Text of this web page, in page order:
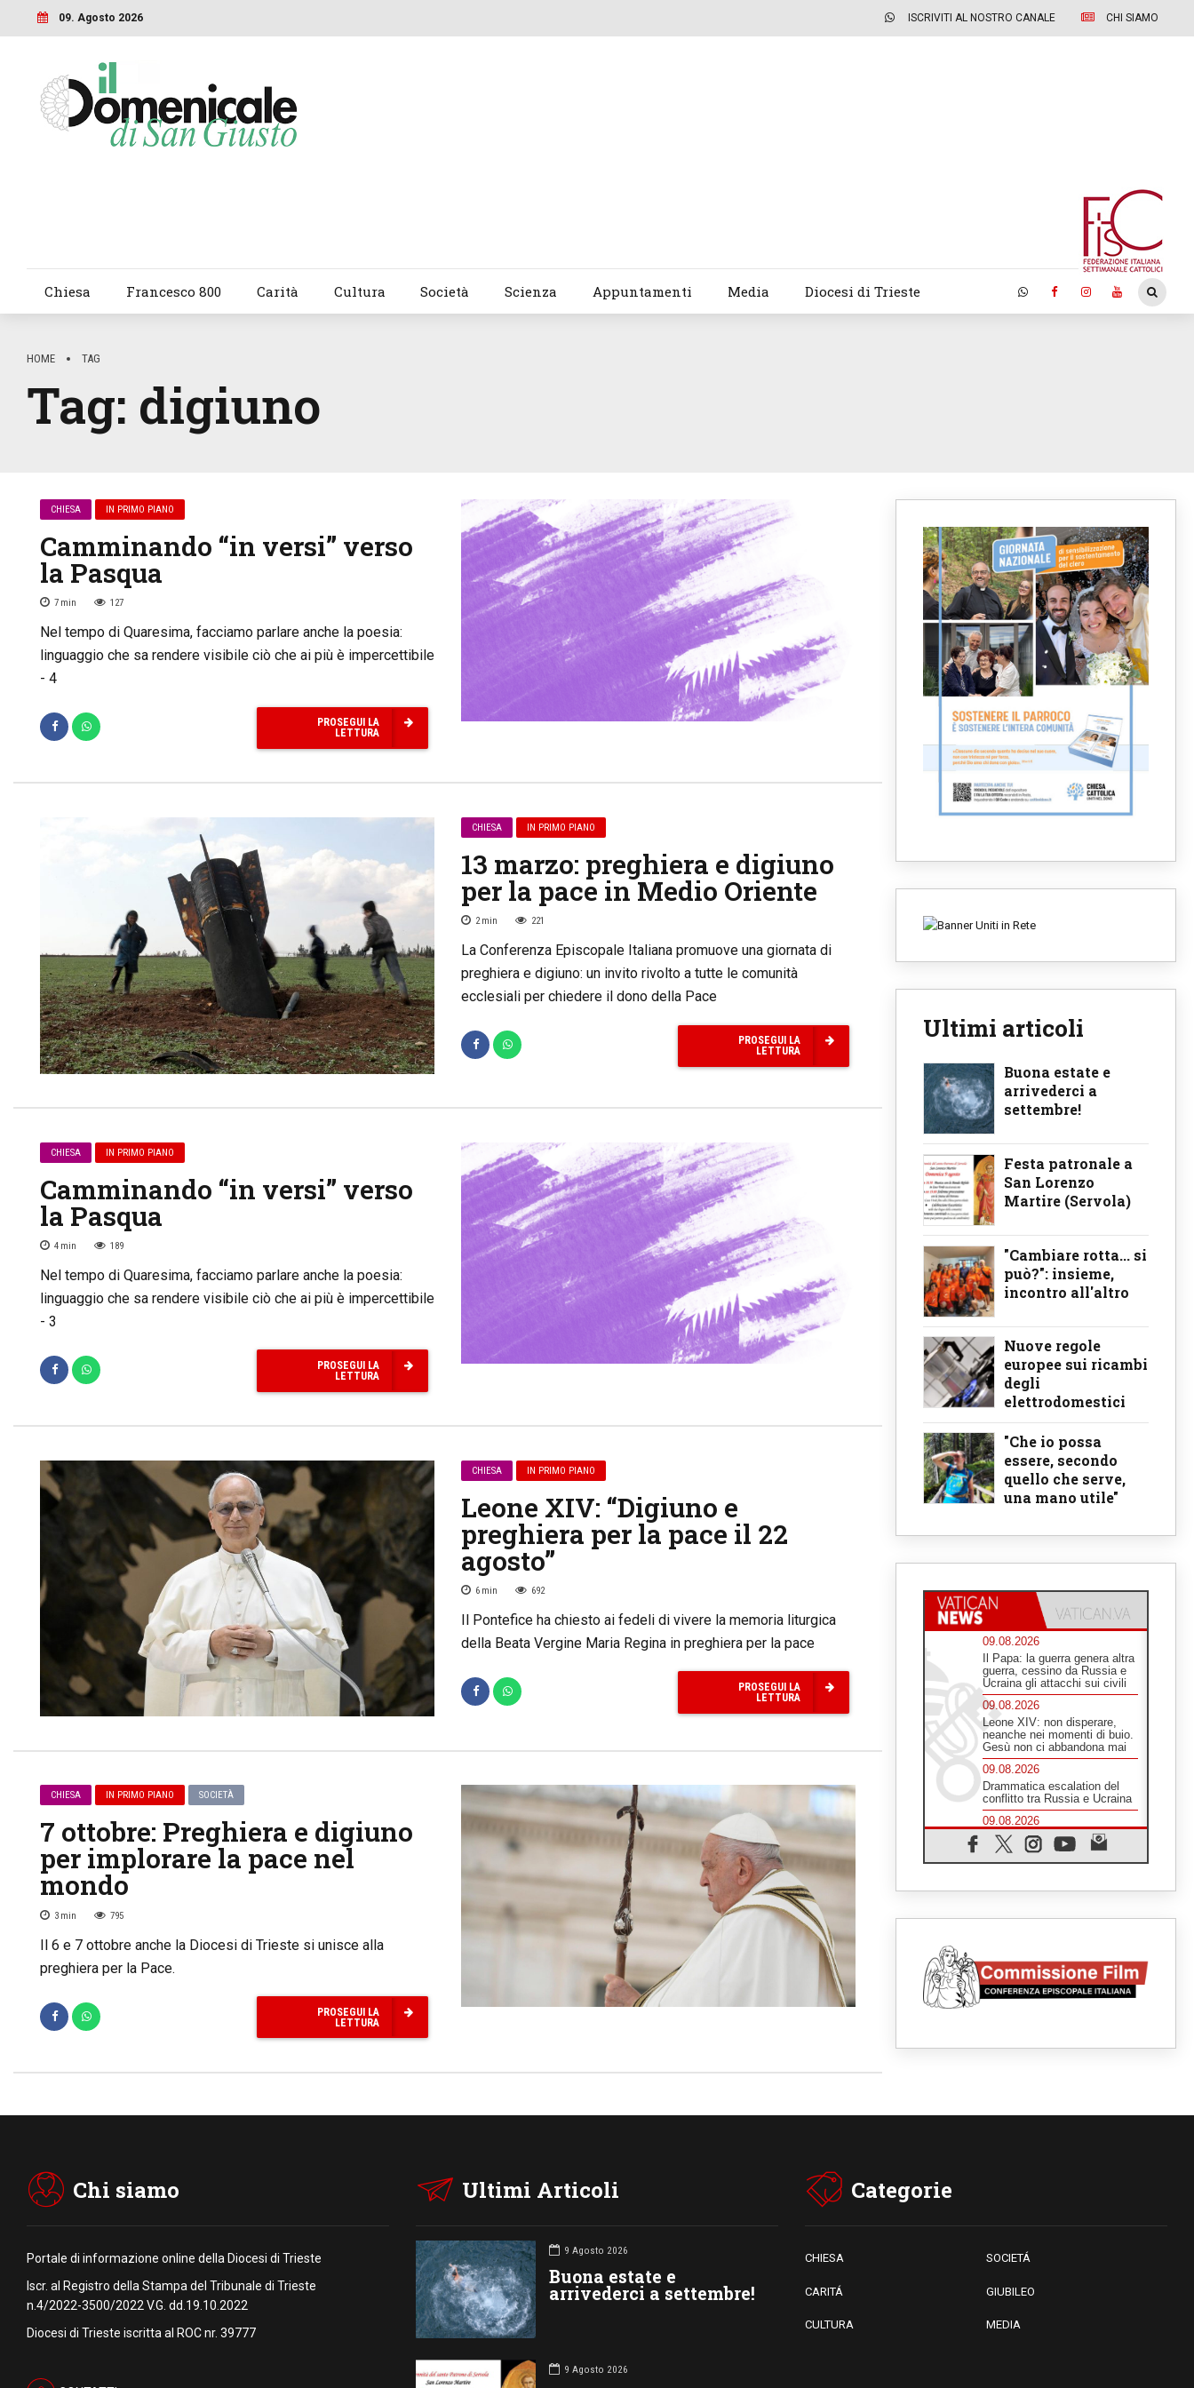
09. Agosto 2026 ISCRIVITI AL NOSTRO CANALE CHI SIAMO
Chiesa Francesco 800 Carità Cultura Società Scienza Appuntamenti Media Diocesi di Trieste
HOME TAG
Tag: digiuno
CHIESA IN PRIMO PIANO
Camminando “in versi” verso
la Pasqua
7 min 127
Nel tempo di Quaresima, facciamo parlare anche la poesia:
linguaggio che sa rendere visibile ciò che ai più è impercettibile
- 4
PROSEGUI LA
LETTURA
CHIESA IN PRIMO PIANO
13 marzo: preghiera e digiuno
per la pace in Medio Oriente
2 min 221
La Conferenza Episcopale Italiana promuove una giornata di
preghiera e digiuno: un invito rivolto a tutte le comunità
ecclesiali per chiedere il dono della Pace
PROSEGUI LA
LETTURA
CHIESA IN PRIMO PIANO
Camminando “in versi” verso
la Pasqua
4 min 189
Nel tempo di Quaresima, facciamo parlare anche la poesia:
linguaggio che sa rendere visibile ciò che ai più è impercettibile
- 3
PROSEGUI LA
LETTURA
CHIESA IN PRIMO PIANO
Leone XIV: “Digiuno e
preghiera per la pace il 22
agosto”
6 min 692
Il Pontefice ha chiesto ai fedeli di vivere la memoria liturgica
della Beata Vergine Maria Regina in preghiera per la pace
PROSEGUI LA
LETTURA
CHIESA IN PRIMO PIANO SOCIETÀ
7 ottobre: Preghiera e digiuno
per implorare la pace nel
mondo
3 min 795
Il 6 e 7 ottobre anche la Diocesi di Trieste si unisce alla
preghiera per la Pace.
PROSEGUI LA
LETTURA
Ultimi articoli
Buona estate e
arrivederci a
settembre!
Festa patronale a
San Lorenzo
Martire (Servola)
"Cambiare rotta... si
può?": insieme,
incontro all'altro
Nuove regole
europee sui ricambi
degli
elettrodomestici
"Che io possa
essere, secondo
quello che serve,
una mano utile"
09.08.2026
Il Papa: la guerra genera altra
guerra, cessino da Russia e
Ucraina gli attacchi sui civili
09.08.2026
Leone XIV: non disperare,
neanche nei momenti di buio.
Gesù non ci abbandona mai
09.08.2026
Drammatica escalation del
conflitto tra Russia e Ucraina
09.08.2026
Tra Tolkien e Leone, un
convegno su "l'uomo, il
mezzo e l'algoritmo"
Indonesia, un dollaro per la
costruzione di 219 Chiese
09.08.2026
08.08.2026
Chi siamo
Portale di informazione online della Diocesi di Trieste
Iscr. al Registro della Stampa del Tribunale di Trieste
n.4/2022-3500/2022 V.G. dd.19.10.2022
Diocesi di Trieste iscritta al ROC nr. 39777
Ultimi Articoli
9 Agosto 2026
Buona estate e
arrivederci a settembre!
9 Agosto 2026
Categorie
CHIESA SOCIETÁ
CARITÁ GIUBILEO
CULTURA MEDIA